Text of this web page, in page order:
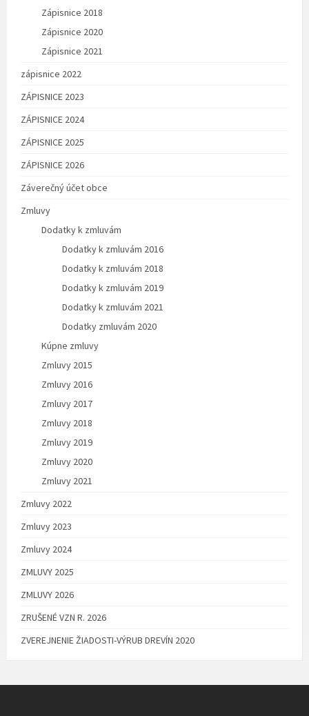
Zápisnice 2018
Zápisnice 2020
Zápisnice 2021
zápisnice 2022
ZÁPISNICE 2023
ZÁPISNICE 2024
ZÁPISNICE 2025
ZÁPISNICE 2026
Záverečný účet obce
Zmluvy
Dodatky k zmluvám
Dodatky k zmluvám 2016
Dodatky k zmluvám 2018
Dodatky k zmluvám 2019
Dodatky k zmluvám 2021
Dodatky zmluvám 2020
Kúpne zmluvy
Zmluvy 2015
Zmluvy 2016
Zmluvy 2017
Zmluvy 2018
Zmluvy 2019
Zmluvy 2020
Zmluvy 2021
Zmluvy 2022
Zmluvy 2023
Zmluvy 2024
ZMLUVY 2025
ZMLUVY 2026
ZRUŠENÉ VZN R. 2026
ZVEREJNENIE ŽIADOSTI-VÝRUB DREVÍN 2020